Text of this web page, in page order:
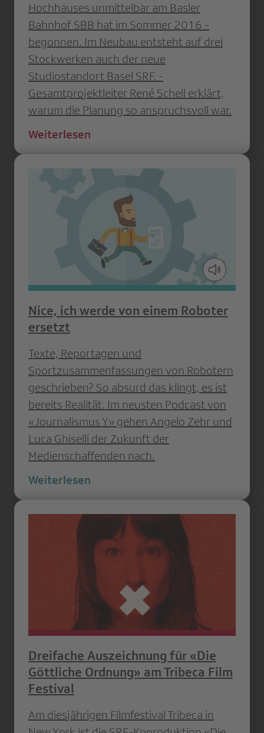
Hochhauses unmittelbar am Basler
Bahnhof SBB hat im Sommer 2016 ­
begonnen. Im Neubau entsteht auf drei
Stockwerken auch der neue
Studiostandort Basel SRF. ­
Gesamtprojektleiter René Schell erklärt,
warum die Planung so anspruchsvoll war.
Weiterlesen
Nice, ich werde von einem Roboter
ersetzt
Texte, Reportagen und
Sportzusammenfassungen von Robotern
geschrieben? So absurd das klingt, es ist
bereits Realität. Im neusten Podcast von
«Journalismus Y» gehen Angelo Zehr und
Luca Ghiselli der Zukunft der
Medienschaffenden nach.
Weiterlesen
Dreifache Auszeichnung für «Die
Göttliche Ordnung» am Tribeca Film
Festival
Am diesjährigen Filmfestival Tribeca in